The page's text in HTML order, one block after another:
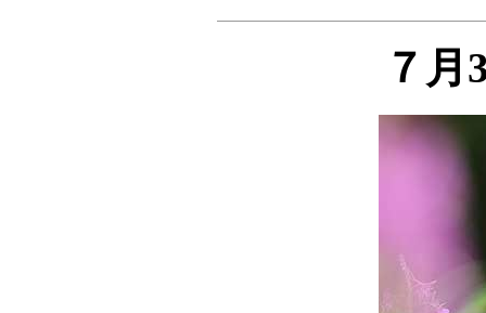
７月